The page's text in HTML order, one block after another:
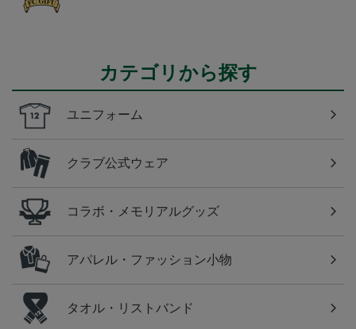
カテゴリから探す
ユニフォーム
クラブ公式ウェア
コラボ・メモリアルグッズ
アパレル・ファッション小物
タオル・リストバンド